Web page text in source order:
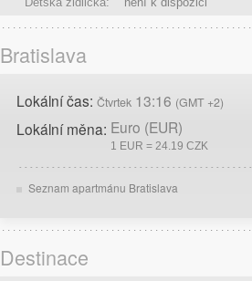
Bratislava
Lokální čas: Čtvrtek 13:16 (GMT +2)
Lokální měna: Euro (EUR)
1 EUR = 24.19 CZK
Seznam apartmánu Bratislava
Destinace